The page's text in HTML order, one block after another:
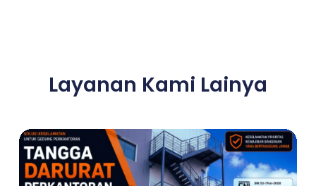
Layanan Kami Lainya